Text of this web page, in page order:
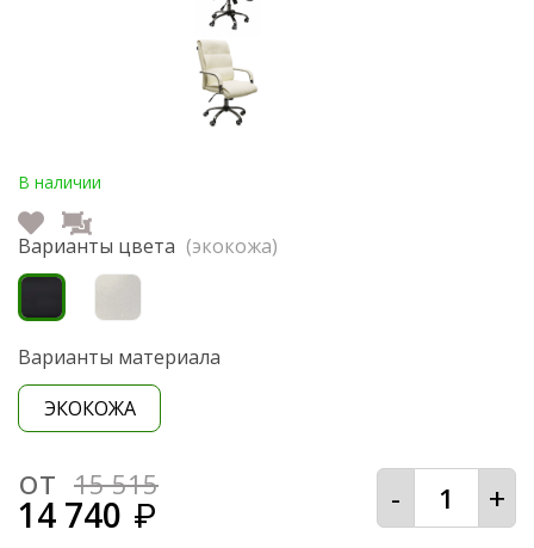
В наличии
Варианты цвета (экокожа)
Варианты материала
ЭКОКОЖА
от 15 515
14 740 ₽ - +